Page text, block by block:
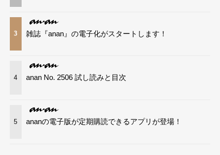
3 雑誌『anan』の電子化がスタートします！
4 anan No. 2506 試し読みと目次
5 ananの電子版が定期購読できるアプリが登場！